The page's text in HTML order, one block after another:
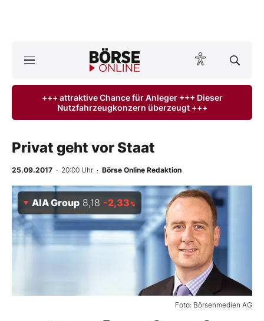
ktuelle Ausgabe BÖRSE ONLINE lesen
Anlageprodukte
Finanz-Check
Abo & Shop
BO-Musterdepots
+++ attraktive Chance für Anleger +++ Dieser
Nutzfahrzeugkonzern überzeugt +++
Privat geht vor Staat
25.09.2017 · 20:00 Uhr · Börse Online Redaktion
Foto: Börsenmedien AG
AIA Group 8,18 -2,33 %